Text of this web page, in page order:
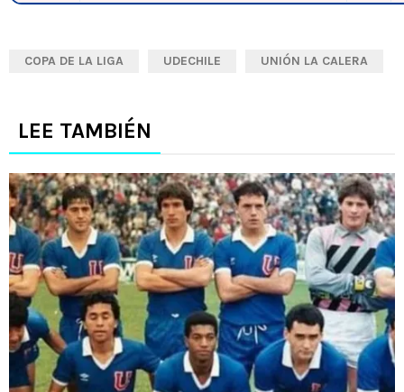
COPA DE LA LIGA UDECHILE UNIÓN LA CALERA
LEE TAMBIÉN